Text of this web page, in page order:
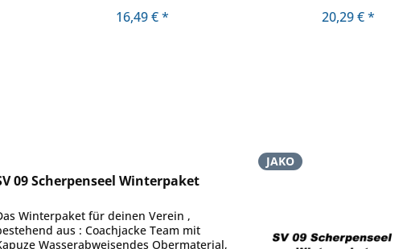
16,49 € * 20,29 € *
09 Scherpenseel Winterpaket
Winterpaket für deinen Verein ,
aus : Coachjacke Team mit
Wasserabweisendes Obermaterial,
JAKO